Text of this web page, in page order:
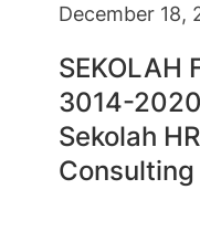
December 18,
SEKOLAH
3014-
Sekolah
Consulting